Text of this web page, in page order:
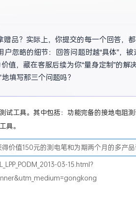
品？实际上，你提交的每一个回答，
忽略的细节：回答问题时越“具体”，
值，藏在客服后续为你“量身定制”的
填写那三个问题吗？
工具。其中包括：功能完备的接地电阻
具。
值150元的测电笔和为期两个月的多产品
03-15.html?